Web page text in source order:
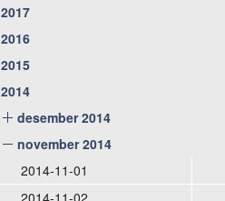
2017
2016
2015
2014
desember 2014
november 2014
2014-11-01